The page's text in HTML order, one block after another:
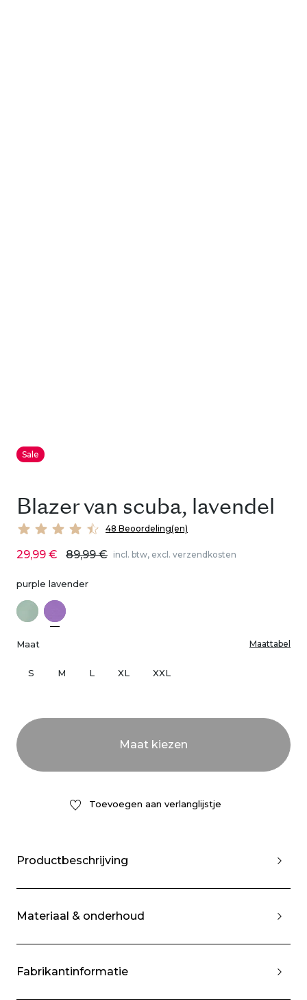
Sale
Blazer van scuba, lavendel
48 Beoordeling(en)
29,99 € 89,99 € incl. btw, excl. verzendkosten
purple lavender
Maat Maattabel
S M L XL XXL
Toevoegen aan verlanglijstje
Productbeschrijving
Materiaal & onderhoud
Fabrikantinformatie